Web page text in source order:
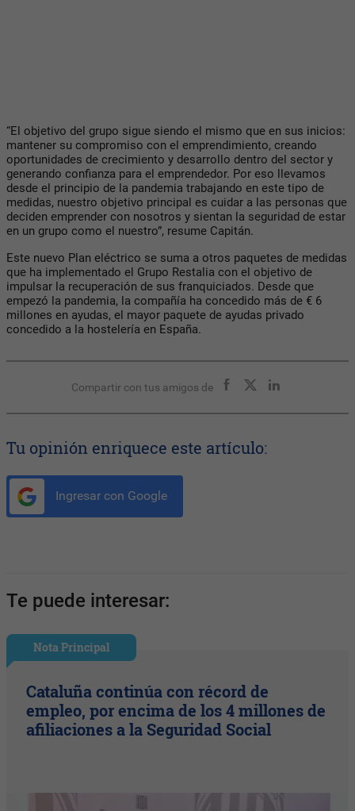
“El objetivo del grupo sigue siendo el mismo que en sus inicios:
mantener su compromiso con el emprendimiento, creando
oportunidades de crecimiento y desarrollo dentro del sector y
generando confianza para el emprendedor. Por eso llevamos
desde el principio de la pandemia trabajando en este tipo de
medidas, nuestro objetivo principal es cuidar a las personas que
deciden emprender con nosotros y sientan la seguridad de estar
en un grupo como el nuestro”, resume Capitán.
Este nuevo Plan eléctrico se suma a otros paquetes de medidas
que ha implementado el Grupo Restalia con el objetivo de
impulsar la recuperación de sus franquiciados. Desde que
empezó la pandemia, la compañía ha concedido más de € 6
millones en ayudas, el mayor paquete de ayudas privado
concedido a la hostelería en España.
Compartir con tus amigos de
Tu opinión enriquece este artículo:
Ingresar con Google
Te puede interesar:
Nota Principal
Cataluña continúa con récord de
empleo, por encima de los 4 millones de
afiliaciones a la Seguridad Social